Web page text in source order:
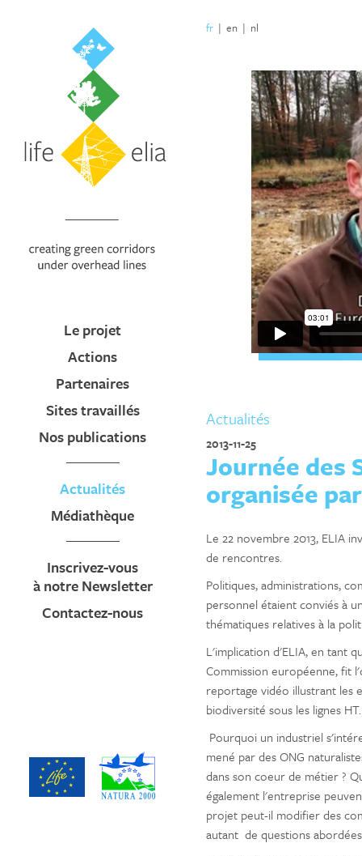
Le projet
Actions
Partenaires
Sites travaillés
Nos publications
Actualités
Médiathèque
Inscrivez-vous
à notre Newsletter
Contactez-nous
fr | en | nl
Actualités
2013-11-25
Journée des
organisée
Le 22 novembre 2013, ELIA
de rencontres.
Politiques, administrations,
personnel étaient conviés à
thématiques relatives à la
L'implication d'ELIA, en tant
Commission européenne, fit
reportage vidéo illustrant les
biodiversité sous les lignes HT.
Pourquoi un industriel
mené par des ONG
dans son coeur de métier ?
également l'entreprise
projet peut-il modifier des
autant de questions